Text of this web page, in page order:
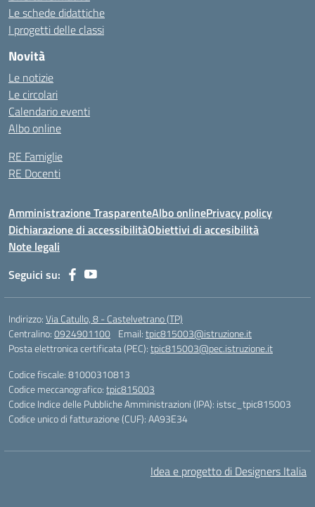
Le schede didattiche
I progetti delle classi
Novità
Le notizie
Le circolari
Calendario eventi
Albo online
RE Famiglie
RE Docenti
Amministrazione TrasparenteAlbo onlinePrivacy policy
Dichiarazione di accessibilitàObiettivi di accesibilità
Note legali
Seguici su:
Indirizzo:Via Catullo, 8 - Castelvetrano (TP)
Centralino:0924901100 Email:tpic815003@istruzione.it
Posta elettronica certificata (PEC):tpic815003@pec.istruzione.it
Codice fiscale: 81000310813
Codice meccanografico:tpic815003
Codice Indice delle Pubbliche Amministrazioni (IPA): istsc_tpic815003
Codice unico di fatturazione (CUF): AA93E34
Idea e progetto di Designers Italia